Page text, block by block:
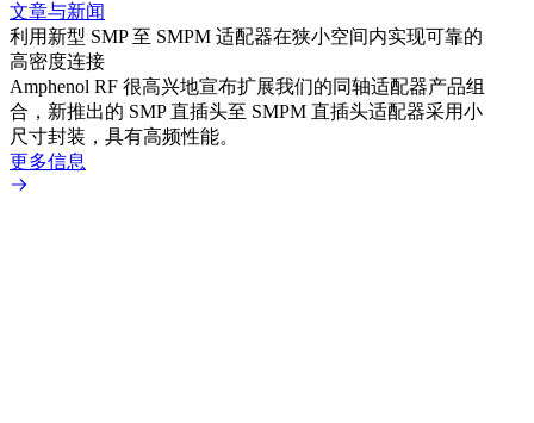
文章与新闻
利用新型 SMP 至 SMPM 适配器在狭小空间内实现可靠的
高密度连接
Amphenol RF 很高兴地宣布扩展我们的同轴适配器产品组
合，新推出的 SMP 直插头至 SMPM 直插头适配器采用小
尺寸封装，具有高频性能。
更多信息